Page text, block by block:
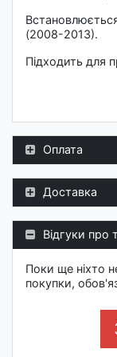
(2008-2013).
Підходить для
Оплата
Доставка
Відгуки про
Поки ще ніхто
покупки,